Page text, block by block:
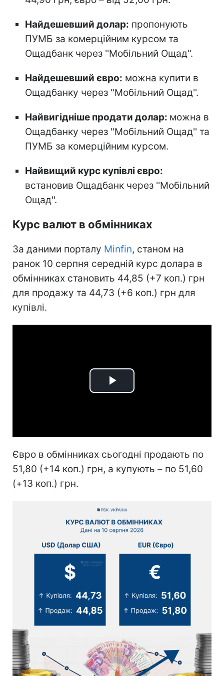
Найдешевший долар: пропонують
ПУМБ за комерційним курсом та
Ощадбанк через ''Мобільний Ощад''.
Найдешевший євро: можна купити в
Ощадбанку через ''Мобільний Ощад''.
Найвигідніше продати долар: можна в
Ощадбанку через ''Мобільний Ощад'' та
ПУМБ за комерційним курсом.
Найвищий курс купівлі євро:
встановив Ощадбанк через ''Мобільний
Ощад''.
Курс валют в обмінниках
За даними порталу Minfin, станом на
ранок 10 серпня середній курс долара в
обмінниках становить 44,85 (+7 коп.) грн
для продажу та 44,73 (+6 коп.) грн для
купівлі.
Play
Євро в обмінниках сьогодні продають по
51,80 (+14 коп.) грн, а купують – по 51,60
(+13 коп.) грн.